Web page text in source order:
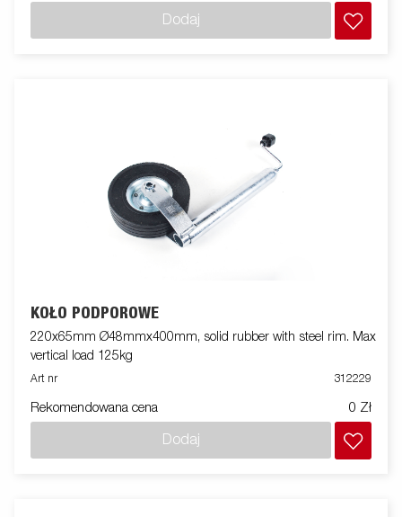
Dodaj
KOŁO PODPOROWE
220x65mm Ø48mmx400mm, solid rubber with steel rim. Max
vertical load 125kg
Art nr 312229
Rekomendowana cena 0 Zł
Dodaj